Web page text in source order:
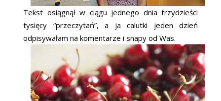
Tekst osiągnął w ciągu jednego dnia trzydzieści
tysięcy “przeczytań”, a ja calutki jeden dzień
odpisywałam na komentarze i snapy od Was.